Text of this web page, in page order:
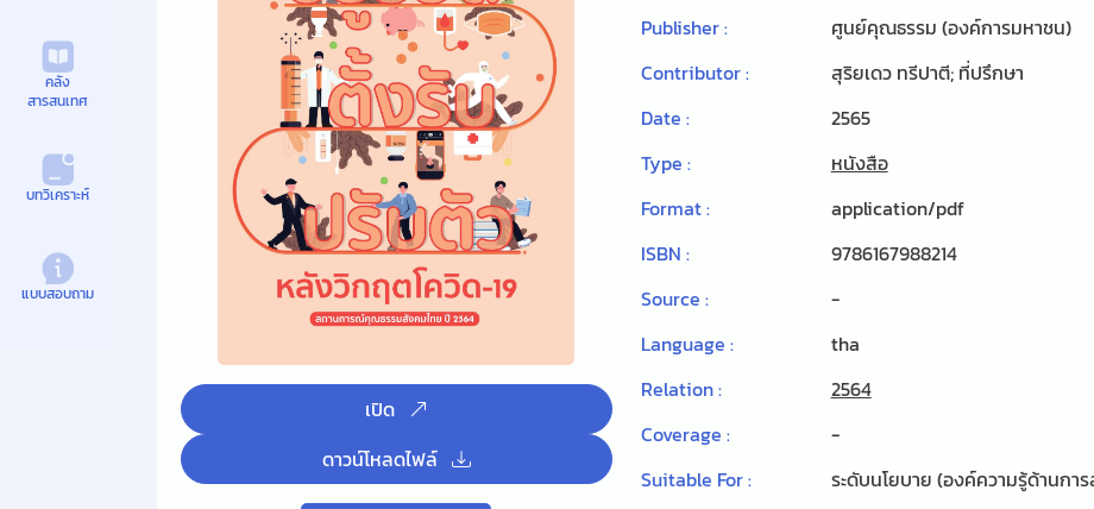
คลัง
สารสนเทศ
บทวิเคราะห์
แบบสอบถาม
เปิด
ดาวน์โหลดไฟล์
Publisher :
ศูนย์คุณธรรม (องค์การมหาชน)
Contributor :
สุริยเดว ทรีปาตี; ที่ปรึกษา
Date :
2565
Type :
หนังสือ
Format :
application/pdf
ISBN :
9786167988214
Source :
-
Language :
tha
Relation :
2564
Coverage :
-
Suitable For :
ระดับนโยบาย (องค์ความรู้ด้านก